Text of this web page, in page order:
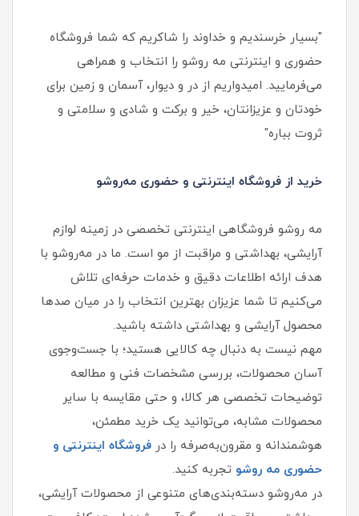
"بسیار خرسندیم و خداوند را شاکریم که شما فروشگاه
حضوری و اینترنتی مه روشو را انتخاب و همراهی
می‌فرمایید. امیدواریم از در و دیوار، آسمان و زمین برای
خودتان و عزیزانتان، خیر و برکت و شادی و سلامتی و
ثروت بباره"
خرید از فروشگاه اینترنتی و حضوری مه‌روشو
مه‌ روشو فروشگاهی اینترنتی تخصصی در زمینه لوازم
آرایشی، بهداشتی و مراقبت از مو است. ما در مه‌روشو با
هدف ارائه اطلاعات دقیق و خدمات حرفه‌ای تلاش
می‌کنیم تا شما عزیزان بهترین انتخاب را در میان صدها
محصول آرایشی و بهداشتی داشته باشید.
مهم نیست به دنبال چه کالایی هستید؛ با جست‌وجوی
آسان محصولات، بررسی مشخصات فنی و مطالعه
توضیحات تخصصی هر کالا، و حتی مقایسه با سایر
محصولات مشابه، می‌توانید یک خرید مطمئن،
هوشمندانه و مقرون‌به‌صرفه را در فروشگاه اینترنتی و
حضوری مه‌ روشو تجربه کنید.
در مه‌روشو دسته‌بندی‌های متنوعی از محصولات آرایشی،